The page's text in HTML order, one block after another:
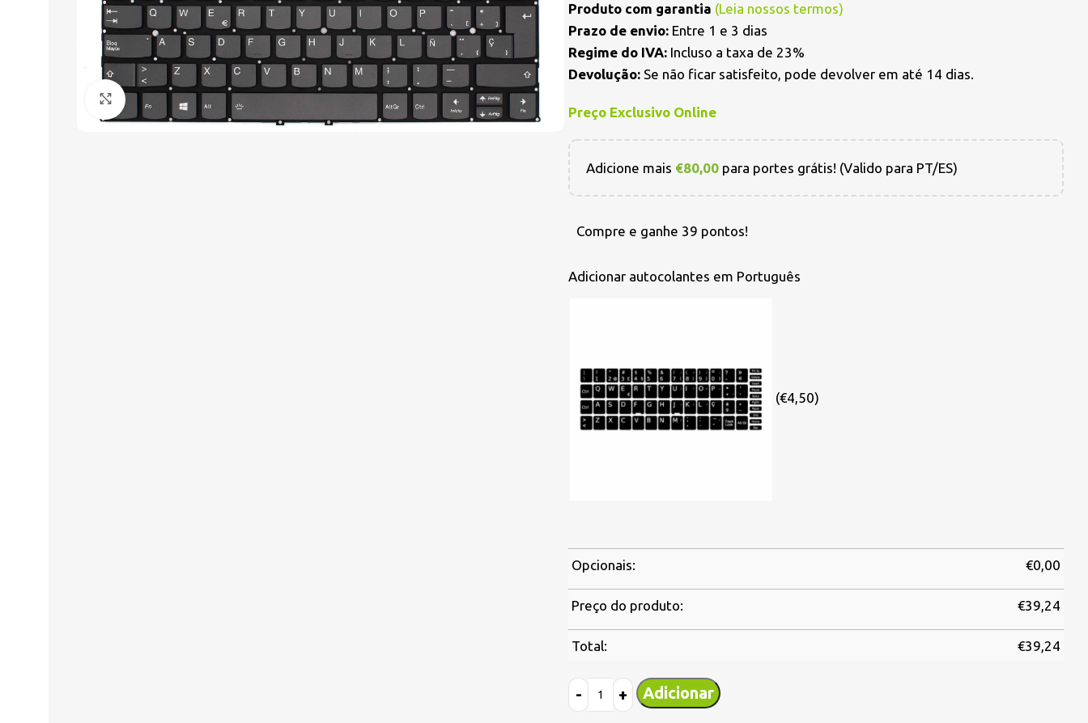
Produto com garantia (Leia nossos termos)
Prazo de envio: Entre 1 e 3 dias
Regime do IVA: Incluso a taxa de 23%
Devolução: Se não ficar satisfeito, pode devolver em até 14 dias.
Preço Exclusivo Online
Adicione mais €80,00 para portes grátis! (Valido para PT/ES)
Compre e ganhe 39 pontos!
Adicionar autocolantes em Português
(€4,50)
Opcionais: €0,00
Preço do produto: €39,24
Total: €39,24
Adicionar